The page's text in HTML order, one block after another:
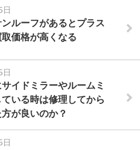
ルーフがあるとプラス
価格が高くなる
イドミラーやルームミ
いる時は修理してから
が良いのか？